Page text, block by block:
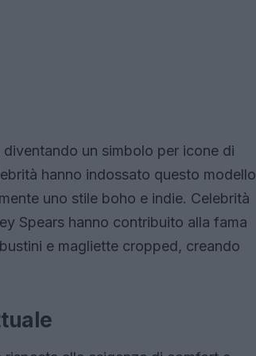
diventando un simbolo per icone di
hanno indossato questo modello
uno stile boho e indie. Celebrità
Spears hanno contribuito alla fama
e magliette cropped, creando